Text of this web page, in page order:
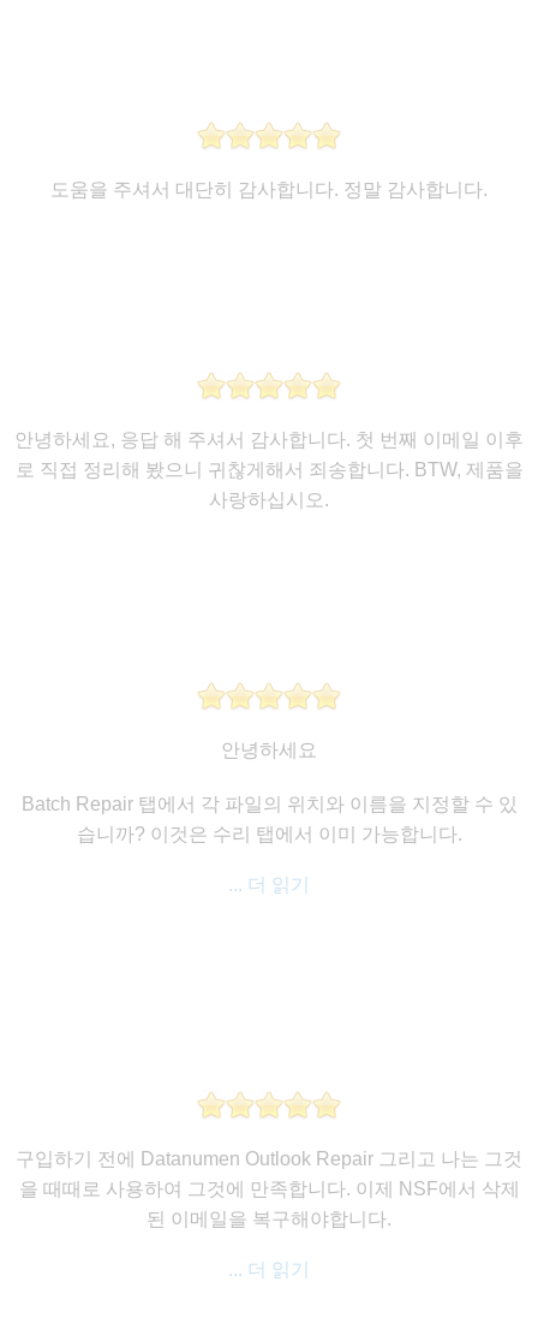
도움을 주셔서 대단히 감사합니다. 정말 감사합니다.
안녕하세요, 응답 해 주셔서 감사합니다. 첫 번째 이메일 이후
로 직접 ​​정리해 봤으니 귀찮게해서 죄송합니다. BTW, 제품을
사랑하십시오.
안녕하세요
Batch Repair 탭에서 각 파일의 위치와 이름을 지정할 수 있
습니까? 이것은 수리 탭에서 이미 가능합니다.
... 더 읽기
구입하기 전에 Datanumen Outlook Repair 그리고 나는 그것
을 때때로 사용하여 그것에 만족합니다. 이제 NSF에서 삭제
된 이메일을 복구해야합니다.
... 더 읽기